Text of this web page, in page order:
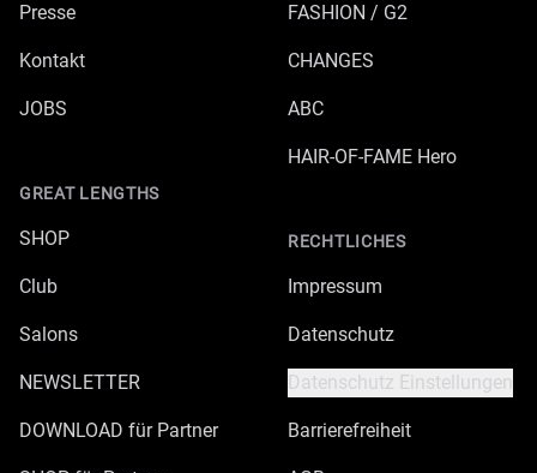
Presse
Kontakt
JOBS
GREAT LENGTHS
SHOP
Club
Salons
NEWSLETTER
DOWNLOAD für Partner
FASHION / G2
CHANGES
ABC
HAIR-OF-FAME Hero
RECHTLICHES
Impressum
Datenschutz
Datenschutz Einstellungen
Barrierefreiheit